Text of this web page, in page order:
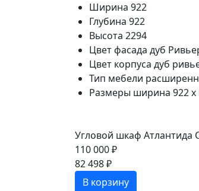
Ширина 922
Глубина 922
Высота 2294
Цвет фасада дуб
Цвет корпуса дуб
Тип мебели
Размеры ширина 922 x
Угловой шкаф Атлантида
110 000 ₽
82 498 ₽
В корзину